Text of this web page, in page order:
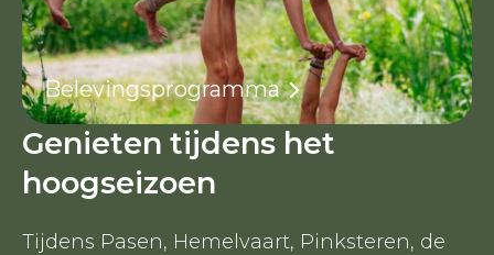
Belevingsprogramma
Genieten tijdens het
hoogseizoen
Tijdens Pasen, Hemelvaart, Pinksteren, de